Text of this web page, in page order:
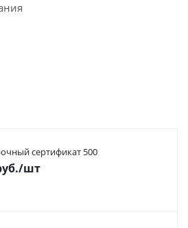
сертификат 500
/шт